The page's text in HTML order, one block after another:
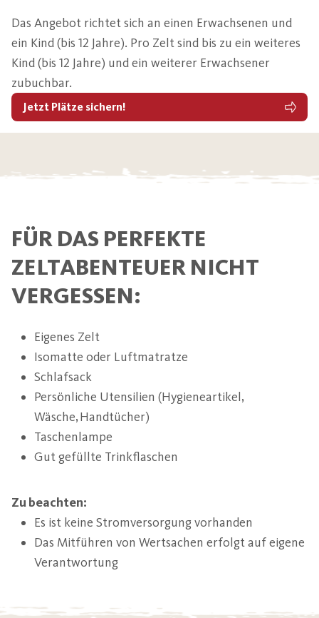
Das Angebot richtet sich an einen Erwachsenen und
ein Kind (bis 12 Jahre). Pro Zelt sind bis zu ein weiteres
Kind (bis 12 Jahre) und ein weiterer Erwachsener
zubuchbar.
Jetzt Plätze sichern!
FÜR DAS PERFEKTE
ZELTABENTEUER NICHT
VERGESSEN:
Eigenes Zelt
Isomatte oder Luftmatratze
Schlafsack
Persönliche Utensilien (Hygieneartikel,
Wäsche, Handtücher)
Taschenlampe
Gut gefüllte Trinkflaschen
Zu beachten:
Es ist keine Stromversorgung vorhanden
Das Mitführen von Wertsachen erfolgt auf eigene
Verantwortung